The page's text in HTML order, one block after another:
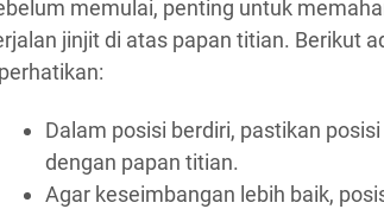
memulai, penting untuk
jinjit di atas papan titian. Berikut
Dalam posisi berdiri, pastikan
dengan papan titian.
Agar keseimbangan lebih baik,